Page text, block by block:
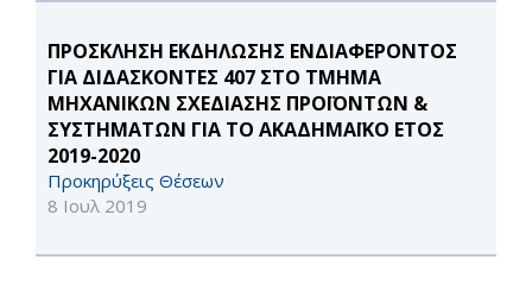
ΠΡΟΣΚΛΗΣΗ ΕΚΔΗΛΩΣΗΣ ΕΝΔΙΑΦΕΡΟΝΤΟΣ
ΓΙΑ ΔΙΔΑΣΚΟΝΤΕΣ 407 ΣΤΟ ΤΜΗΜΑ
ΜΗΧΑΝΙΚΩΝ ΣΧΕΔΙΑΣΗΣ ΠΡΟΪΟΝΤΩΝ &
ΣΥΣΤΗΜΑΤΩΝ ΓΙΑ ΤΟ ΑΚΑΔΗΜΑΪΚΟ ΕΤΟΣ
2019-2020
Προκηρύξεις Θέσεων
8 Ιουλ 2019